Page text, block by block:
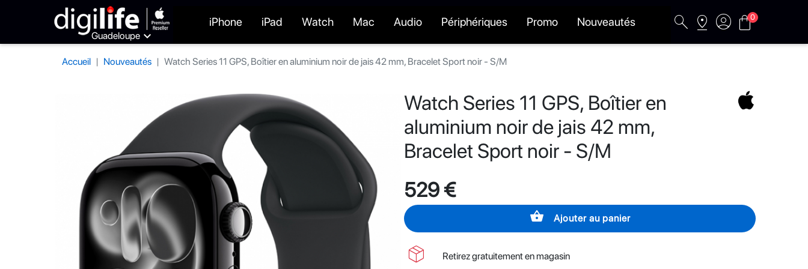
Guadeloupe 
iPhone iPad Watch Mac Audio Périphériques Promo Nouveautés search pin_drop account_circle shopping_bag
0
Accueil Nouveautés Watch Series 11 GPS, Boîtier en aluminium noir de jais 42 mm, Bracelet Sport noir - S/M
Watch Series 11 GPS, Boîtier en
aluminium noir de jais 42 mm,
Bracelet Sport noir - S/M
529 €
shopping_basket Ajouter au panier
package_2 Retirez gratuitement en magasin